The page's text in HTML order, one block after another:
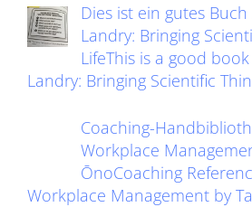
Dies ist ein gutes Buch
Landry: Bringing
LifeThis is a good
Landry: Bringing Scientific
Coaching-
Workplace
ŌnoCoaching
Workplace Management by